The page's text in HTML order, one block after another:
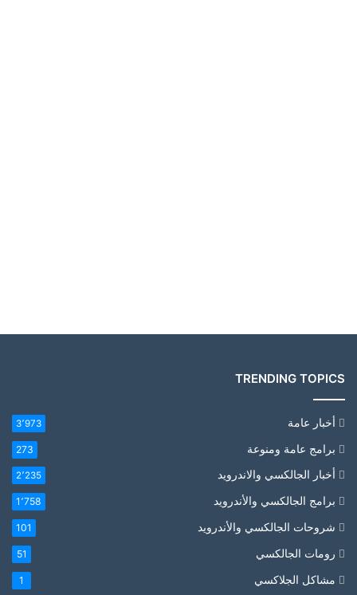
TRENDING TOPICS
أخبار عامة 3٬973
برامج عامة ومنوعة 273
أخبار الجالكسي والاندرويد 2٬235
برامج الجالكسي والأندرويد 1٬758
شروحات الجالكسي والأندرويد 101
رومات الجالكسي 51
مشاكل الجلاكسي 1